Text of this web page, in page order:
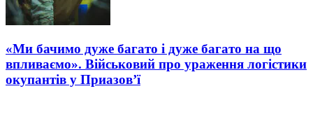
«Ми бачимо дуже багато і дуже багато на що
впливаємо». Військовий про ураження логістики
окупантів у Приазов’ї